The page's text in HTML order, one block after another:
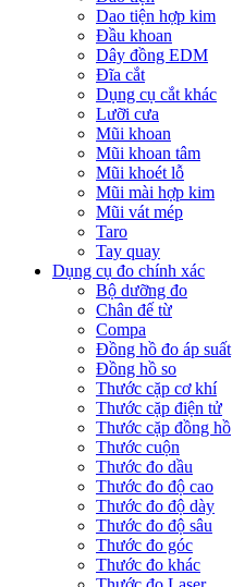
Dao tiện hợp kim
Đầu khoan
Dây đồng EDM
Đĩa cắt
Dụng cụ cắt khác
Lưỡi cưa
Mũi khoan
Mũi khoan tâm
Mũi khoét lỗ
Mũi mài hợp kim
Mũi vát mép
Taro
Tay quay
Dụng cụ đo chính xác
Bộ dưỡng đo
Chân đế từ
Compa
Đồng hồ đo áp suất
Đồng hồ so
Thước cặp cơ khí
Thước cặp điện tử
Thước cặp đồng hồ
Thước cuộn
Thước đo dầu
Thước đo độ cao
Thước đo độ dày
Thước đo độ sâu
Thước đo góc
Thước đo khác